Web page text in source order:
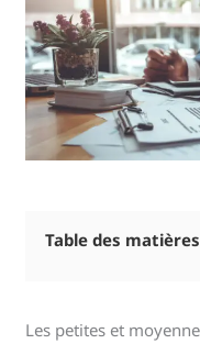
Table des matières
Les petites et